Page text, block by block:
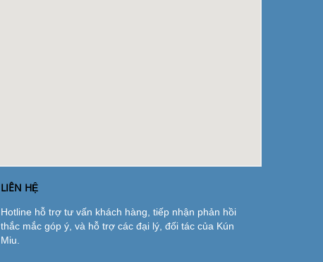
LIÊN HỆ
Hotline hỗ trợ tư vấn khách hàng, tiếp nhận phản hồi
thắc mắc góp ý, và hỗ trợ các đại lý, đối tác của Kún
Miu.